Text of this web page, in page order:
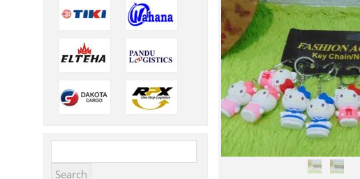
for: